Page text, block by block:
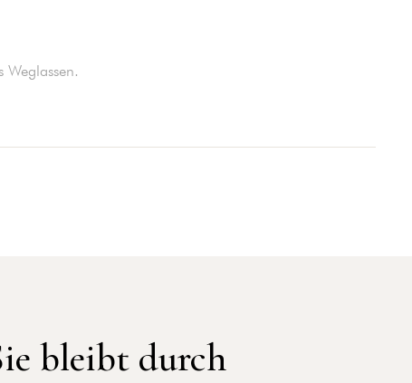
bleibt durch